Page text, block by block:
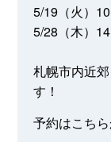
5/19（火）
5/28（木）
札幌市内近
す！
予約はこち